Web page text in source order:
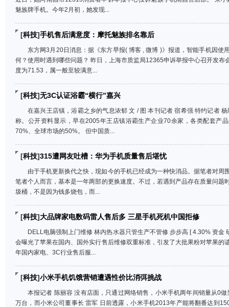
魅族牌手机。今年2月初，她发现...
[科技]手机售后满意度：摩托魅族排名靠后
东方网3月20日消息：据《东方早报( 博客 , 微博 )》报道，智能手机因使
何？使用时遇到哪些问题？ 昨日，上海市质监局12365申诉举报中心召开发布
度为71.53，属一般至较满意...
[科技]无3C认证浴霸“横行”嘉兴
在嘉兴王店镇，浴霸之乡的气息浓郁 文 / 图 本刊记者 宿希强 特约记者
称。公开资料显示，早在2005年王店镇浴霸生产企业70余家，各类配套产
70%、全球市场的50%。 但中国质...
[科技]315遭网友吐槽：华为手机质量售后堪忧
由于手机更新换代之快，现如今的手机已经成为一种快消品。据笔者对周
笔者个人而言，基本是一年两部的更换速度。不过，若遇到产品存在质量问题
圾桶，不是因为钱多烧包，而...
[科技]大品牌家电数码雷人售后多 三星手机死机中国拒修
DELL电脑强制上门维修 林内热水器只管生产不管修 步步高 [ 4.30% 资金
会曝光了苹果在国内、国外实行售后维修双重标准，引发了大批果粉对苹果的
年国内家电、3C行业售后服...
[科技]小米手机饥饿营销遭遇性价比消弭挑战
本报记者 陈丽容 没有店面，只通过网络销售，小米手机两年间销量从0
万台，而小米公司董事长 雷军 日前透露，小米手机2013年产能将翻番达到